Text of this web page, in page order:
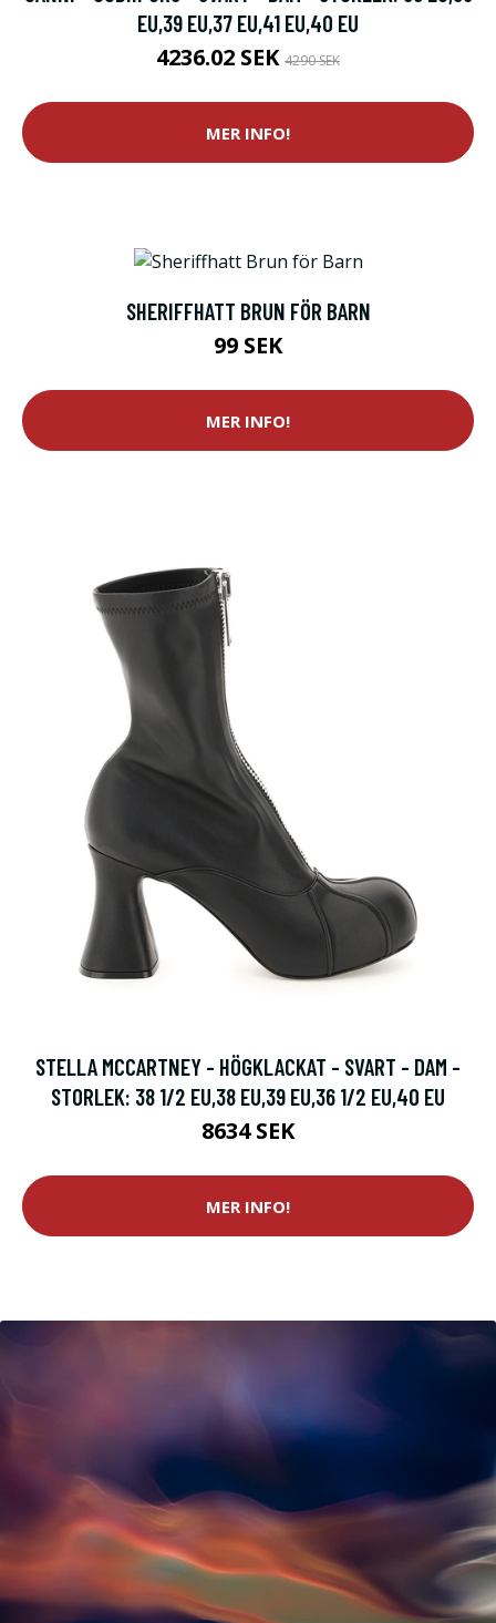
EU,39 EU,37 EU,41 EU,40 EU
4236.02 SEK 4290 SEK
MER INFO!
SHERIFFHATT BRUN FÖR BARN
99 SEK
MER INFO!
STELLA MCCARTNEY - HÖGKLACKAT - SVART - DAM -
STORLEK: 38 1/2 EU,38 EU,39 EU,36 1/2 EU,40 EU
8634 SEK
MER INFO!